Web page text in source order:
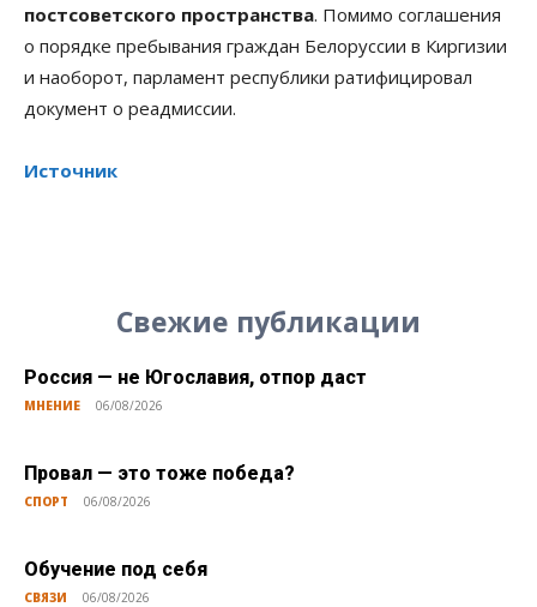
постсоветского пространства. Помимо соглашения
о порядке пребывания граждан Белоруссии в Киргизии
и наоборот, парламент республики ратифицировал
документ о реадмиссии.
Источник
Свежие публикации
Россия — не Югославия, отпор даст
МНЕНИЕ 06/08/2026
Провал — это тоже победа?
СПОРТ 06/08/2026
Обучение под себя
СВЯЗИ 06/08/2026